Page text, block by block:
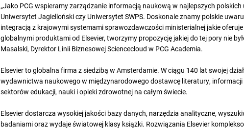
„Jako PCG wspieramy zarządzanie informacją naukową w najlepszych
Uniwersytet Jagielloński czy Uniwersytet SWPS. Doskonale znamy polskie
integracją z krajowymi systemami sprawozdawczości ministerialnej jakie
globalnymi produktami od Elsevier, tworzymy propozycję jakiej do tej pory nie
Masalski, Dyrektor Linii Biznesowej Sciencecloud w PCG Academia.
Elsevier to globalna firma z siedzibą w Amsterdamie. W ciągu 140 lat swojej
wydawnictwa naukowego w międzynarodowego dostawcę literatury,
sektorów edukacji, nauki i opieki zdrowotnej na całym świecie.
Elsevier dostarcza wysokiej jakości bazy danych, narzędzia analityczne,
badaniami oraz wydaje światowej klasy książki. Rozwiązania Elsevier